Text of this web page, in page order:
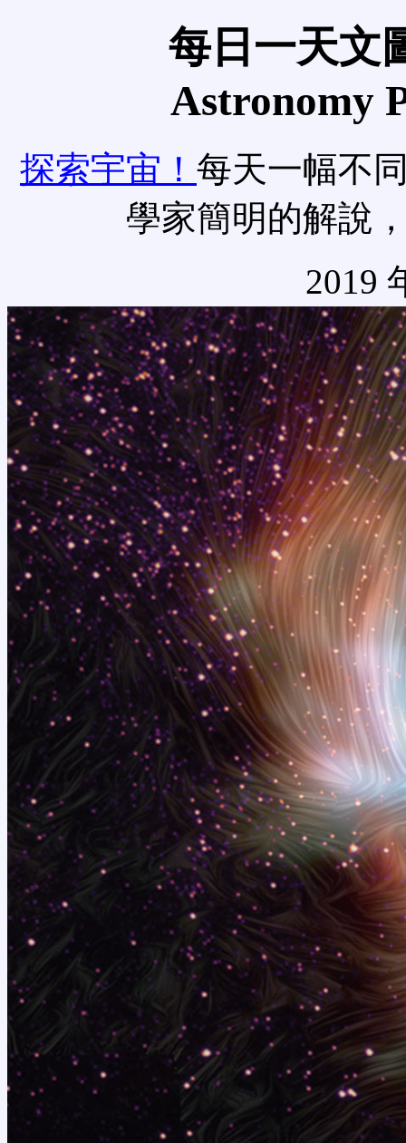
每日一天文
Astronomy
探索宇宙！ 每天一幅不
學家簡明的解說
2019